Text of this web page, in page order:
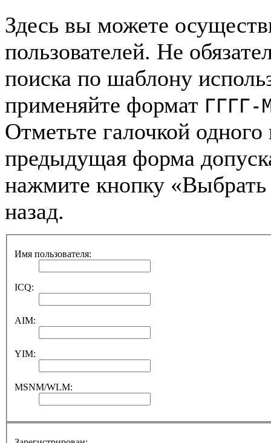
Здесь вы можете
пользователей. Не
поиска по шаблону
применяйте формат ГГГГ-
Отметьте галочкой
предыдущая форма
нажмите кнопку
назад.
Имя пользователя:
ICQ:
AIM:
YIM:
MSNM/WLM: